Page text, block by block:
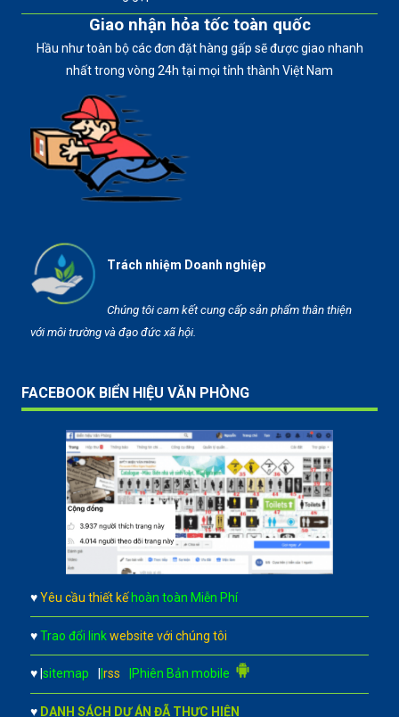
Giao nhận hỏa tốc toàn quốc
Hầu như toàn bộ các đơn đặt hàng gấp sẽ được giao nhanh
nhất trong vòng 24h tại mọi tỉnh thành Việt Nam
Trách nhiệm Doanh nghiệp
Chúng tôi cam kết cung cấp sản phẩm thân thiện
với môi trường và đạo đức xã hội.
FACEBOOK BIỂN HIỆU VĂN PHÒNG
♥ Yêu cầu thiết kế hoàn toàn Miễn Phí
♥ Trao đổi link website với chúng tôi
♥ |sitemap |rss |Phiên Bản mobile
♥ DANH SÁCH DỰ ÁN ĐÃ THỰC HIỆN